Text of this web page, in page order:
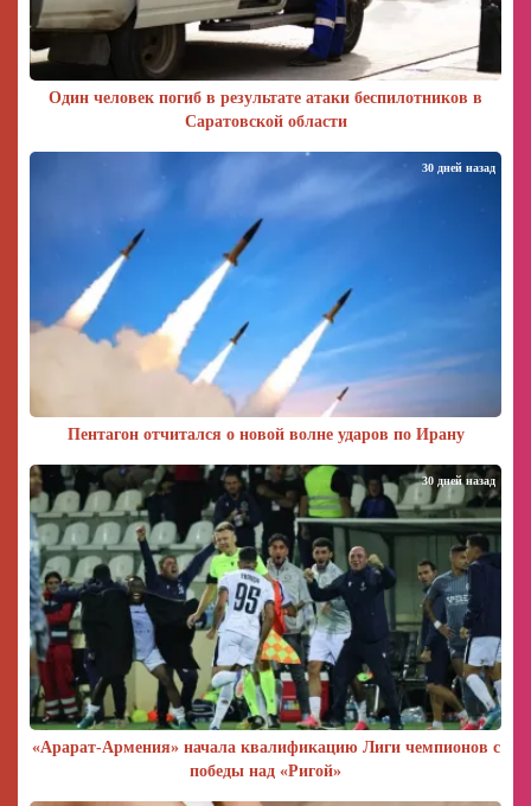
Один человек погиб в результате атаки беспилотников в
Саратовской области
Пентагон отчитался о новой волне ударов по Ирану
30 дней назад
«Арарат‑Армения» начала квалификацию Лиги чемпионов с
победы над «Ригой»
30 дней назад